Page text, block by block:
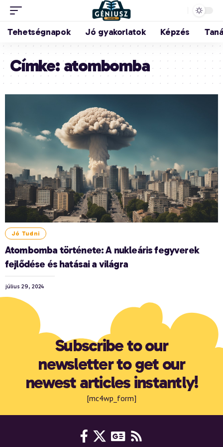
Tehetségnapok Jó gyakorlatok Képzés
Címke:atombomba
Jó Tudni
Atombomba története: A nukleáris fegyverek
fejlődése és hatásai a világra
július 29, 2024
Subscribe to our
newsletter to get our
newest articles instantly!
[mc4wp_form]